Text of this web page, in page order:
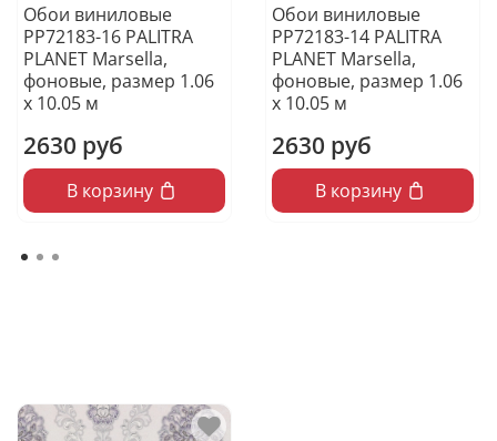
Обои виниловые
PP72183-16 PALITRA
PLANET Marsella,
фоновые, размер 1.06
х 10.05 м
2630 руб
В корзину
Обои виниловые
PP72183-14 PALITRA
PLANET Marsella,
фоновые, размер 1.06
х 10.05 м
2630 руб
В корзину